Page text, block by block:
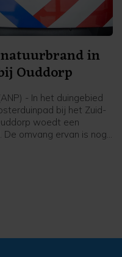
in
Ouddorp
- In het duingebied
bij het Zuid-
woedt een
De omvang ervan is nog